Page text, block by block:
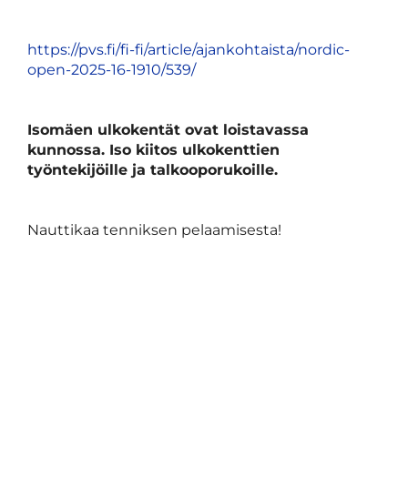
https://pvs.fi/fi-fi/article/ajankohtaista/nordic-
open-2025-16-1910/539/
Isomäen ulkokentät ovat loistavassa
kunnossa. Iso kiitos ulkokenttien
työntekijöille ja talkooporukoille.
Nauttikaa tenniksen pelaamisesta!